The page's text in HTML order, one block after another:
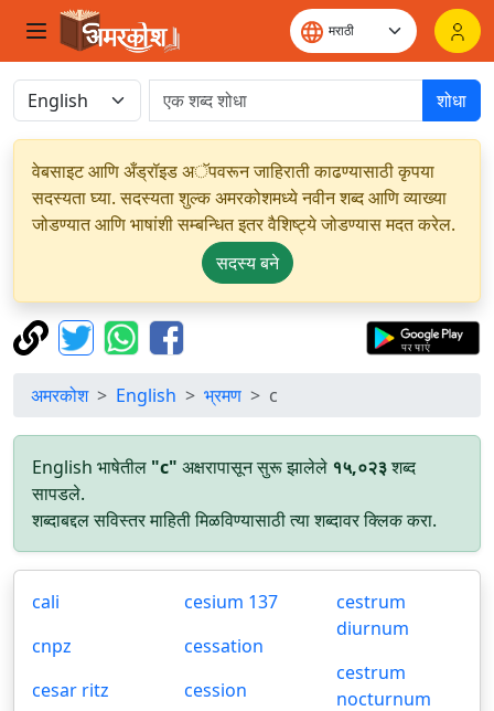
शोधा
वेबसाइट आणि अँड्रॉइड अॅपवरून जाहिराती काढण्यासाठी कृपया
सदस्यता घ्या. सदस्यता शुल्क अमरकोशमध्ये नवीन शब्द आणि व्याख्या
जोडण्यात आणि भाषांशी सम्बन्धित इतर वैशिष्ट्ये जोडण्यास मदत करेल.
सदस्य बने
अमरकोश English भ्रमण c
English भाषेतील "c" अक्षरापासून सुरू झालेले १५,०२३शब्द
सापडले.
शब्दाबद्दल सविस्तर माहिती मिळविण्यासाठी त्या शब्दावर क्लिक करा.
cali
cnpz
cesar ritz
cesium 137
cessation
cession
cestrum
diurnum
cestrum
nocturnum